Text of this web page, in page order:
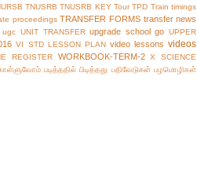
TNUSRB TNUSRB KEY Tour TPD Train timings
proceedings TRANSFER FORMS transfer news
ugc UNIT TRANSFER upgrade school go UPPER
VI STD LESSON PLAN video lessons videos
REGISTER WORKBOOK-TERM-2
X SCIENCE
படித்ததில் பிடித்தது பதிவேடுகள் பழமொழிகள்